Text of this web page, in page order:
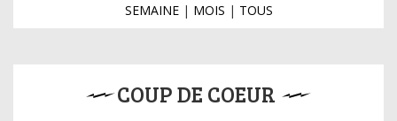
SEMAINE| MOIS | TOUS
COUP DE COEUR